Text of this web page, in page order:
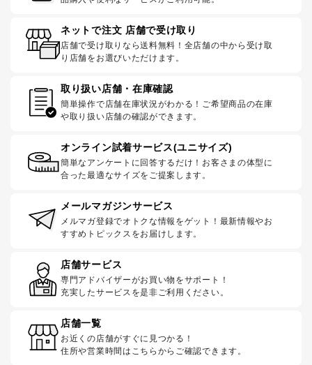
ネットで注文 店舗で受け取り
店舗で受け取りなら送料無料！全店舗の中から受け取
り店舗をお選びいただけます。
取り扱い店舗・在庫確認
簡単操作で店舗在庫状況がわかる！ご希望商品の在庫
や取り扱い店舗の確認ができます。
オンライン試着サービス(ユニサイズ)
簡単なアンケートに回答するだけ！お客さまの体型に
合った最適なサイズをご提案します。
メールマガジンサービス
メルマガ登録でオトクな情報をゲット！最新情報やお
すすめトピックスをお届けします。
店舗サービス
専門アドバイザーがお買い物をサポート！
充実したサービスを是非ご利用ください。
店舗一覧
お近くの店舗がすぐに見つかる！
住所や営業時間はこちらからご確認できます。